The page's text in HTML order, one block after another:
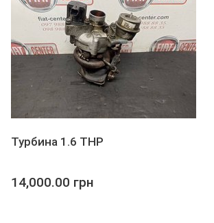
Турбина 1.6 THP
14,000.00 грн